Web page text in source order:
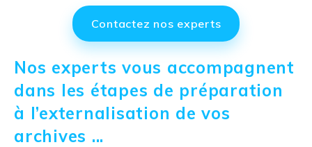
Contactez nos experts
Nos experts vous accompagnent
dans les étapes de préparation
à l’externalisation de vos
archives ...